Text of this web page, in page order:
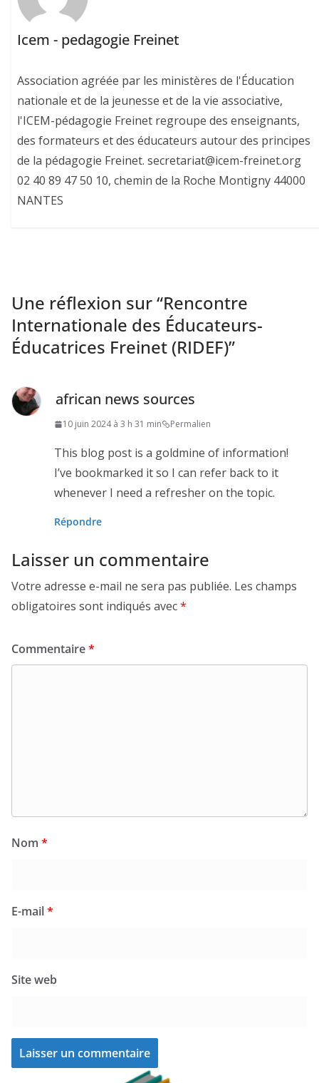
Icem - pedagogie Freinet
Association agréée par les ministères de l'Éducation
nationale et de la jeunesse et de la vie associative,
l'ICEM-pédagogie Freinet regroupe des enseignants,
des formateurs et des éducateurs autour des principes
de la pédagogie Freinet. secretariat@icem-freinet.org
02 40 89 47 50 10, chemin de la Roche Montigny 44000
NANTES
Une réflexion sur “Rencontre
Internationale des Éducateurs-
Éducatrices Freinet (RIDEF)”
african news sources
10 juin 2024 à 3 h 31 min Permalien
This blog post is a goldmine of information!
I’ve bookmarked it so I can refer back to it
whenever I need a refresher on the topic.
Répondre
Laisser un commentaire
Votre adresse e-mail ne sera pas publiée. Les champs
obligatoires sont indiqués avec*
Commentaire*
Nom *
E-mail*
Site web